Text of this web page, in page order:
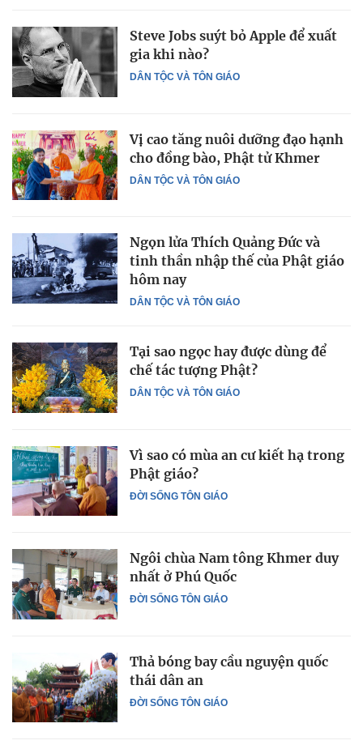
DÂN TỘC VÀ TÔN GIÁO
Steve Jobs suýt bỏ Apple để xuất
gia khi nào?
DÂN TỘC VÀ TÔN GIÁO
Vị cao tăng nuôi dưỡng đạo hạnh
cho đồng bào, Phật tử Khmer
DÂN TỘC VÀ TÔN GIÁO
Ngọn lửa Thích Quảng Đức và
tinh thần nhập thế của Phật giáo
hôm nay
DÂN TỘC VÀ TÔN GIÁO
Tại sao ngọc hay được dùng để
chế tác tượng Phật?
ĐỜI SỐNG TÔN GIÁO
Vì sao có mùa an cư kiết hạ trong
Phật giáo?
ĐỜI SỐNG TÔN GIÁO
Ngôi chùa Nam tông Khmer duy
nhất ở Phú Quốc
ĐỜI SỐNG TÔN GIÁO
Thả bóng bay cầu nguyện quốc
thái dân an